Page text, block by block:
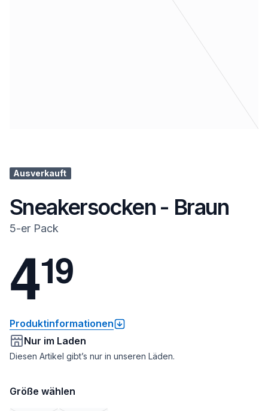
Ausverkauft
Sneakersocken - Braun
5-er Pack
419
Produktinformationen
Nur im Laden
Diesen Artikel gibt’s nur in unseren Läden.
Größe wählen